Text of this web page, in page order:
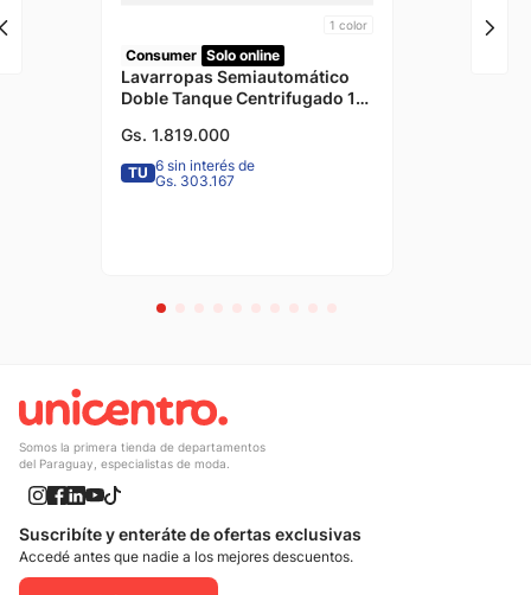
1 color
Consumer Solo online
Lavarropas Semiautomático
Doble Tanque Centrifugado 10
Gs. 1.819.000
TU 6 sin interés de
Gs. 303.167
Somos la primera tienda de departamentos
del Paraguay, especialistas de moda.
Suscribíte y enteráte de ofertas exclusivas
Accedé antes que nadie a los mejores descuentos.